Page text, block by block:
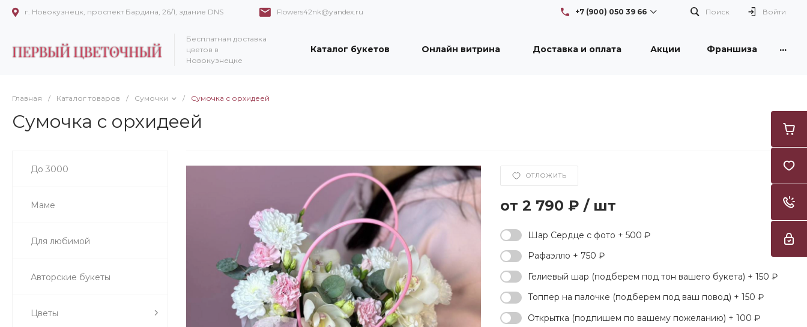
г. Новокузнецк, проспект Бардина, 26/1, здание DNS Flowers42nk@yandex.ru +7 (900) 050 39 66 Поиск Войти
Бесплатная доставка
цветов в
Новокузнецке
Каталог букетов Онлайн витрина Доставка и оплата Акции Франшиза ...
Главная / Каталог товаров / Сумочки / Сумочка с орхидеей
Сумочка с орхидеей
До 3000
Маме
Для любимой
Авторские букеты
Цветы
ОТЛОЖИТЬ
2 790 ₽ / шт
Шар Сердце с фото + 500 ₽
Рафаэлло + 750 ₽
Гелиевый шар (подберем под тон вашего букета) + 150 ₽
Топпер на палочке (подберем под ваш повод) + 150 ₽
Открытка (подпишем по вашему пожеланию) + 100 ₽